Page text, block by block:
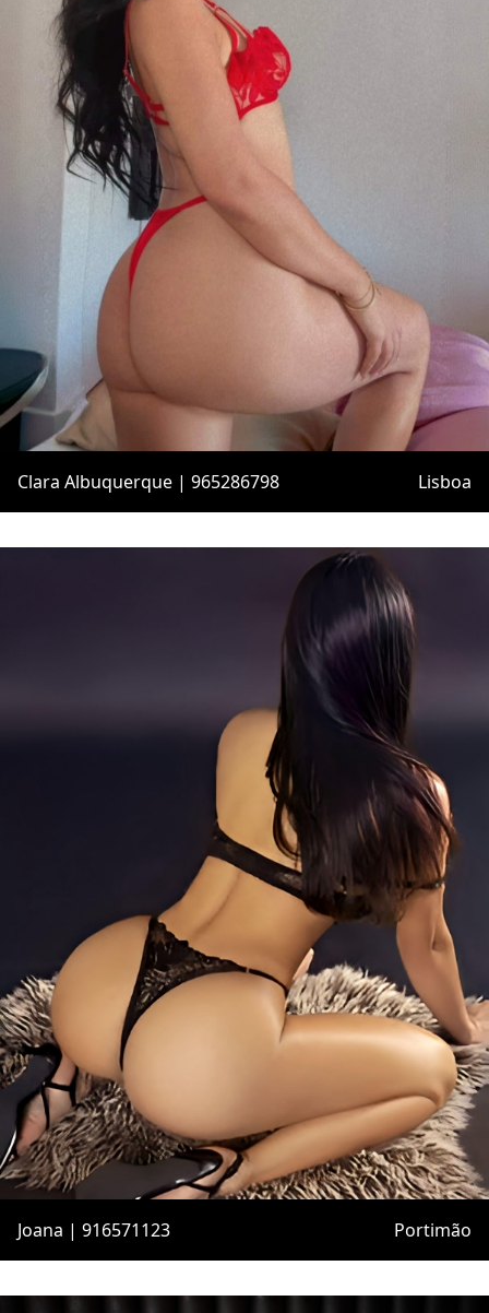
Clara Albuquerque | 965286798 Lisboa
Joana | 916571123 Portimão